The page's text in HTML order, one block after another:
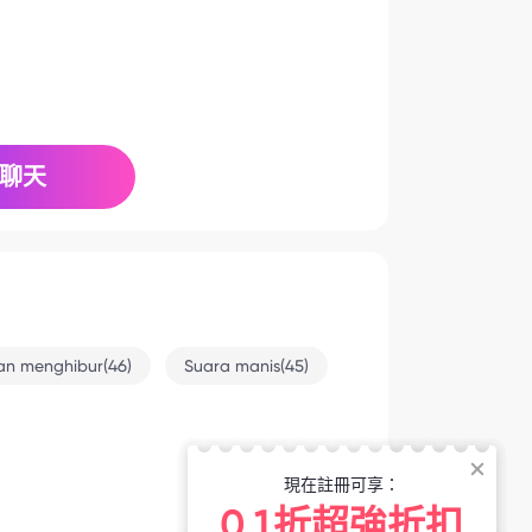
天
menghibur(46) Suara manis(45)
2-11 2:40
現在註冊可享：